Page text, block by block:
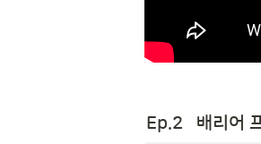
Ep.2   배리어